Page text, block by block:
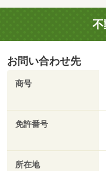
不
お問い合わせ先
商号
免許番号
所在地